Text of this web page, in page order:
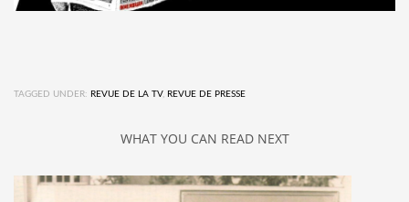
TAGGED UNDER: REVUE DE LA TV, REVUE DE PRESSE
WHAT YOU CAN READ NEXT